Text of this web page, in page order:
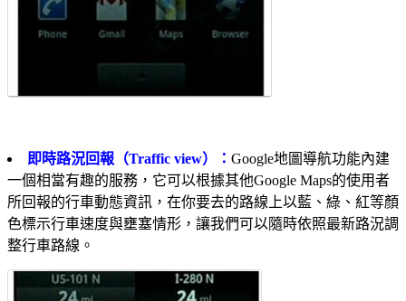
即時路況回報（Traffic view）： Google地圖導航功能內建
一個相當有趣的服務，它可以根據其他Google Maps的使用者
所回報的行車動態資訊，在你要去的路線上以藍、綠、紅等顏
色標示行車速度與壅塞情形，讓我們可以隨時依照最新路況調
整行車路線。